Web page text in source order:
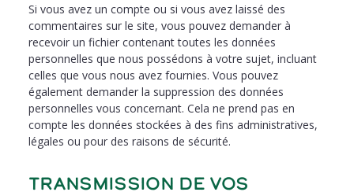
Si vous avez un compte ou si vous avez laissé des
commentaires sur le site, vous pouvez demander à
recevoir un fichier contenant toutes les données
personnelles que nous possédons à votre sujet, incluant
celles que vous nous avez fournies. Vous pouvez
également demander la suppression des données
personnelles vous concernant. Cela ne prend pas en
compte les données stockées à des fins administratives,
légales ou pour des raisons de sécurité.
TRANSMISSION DE VOS